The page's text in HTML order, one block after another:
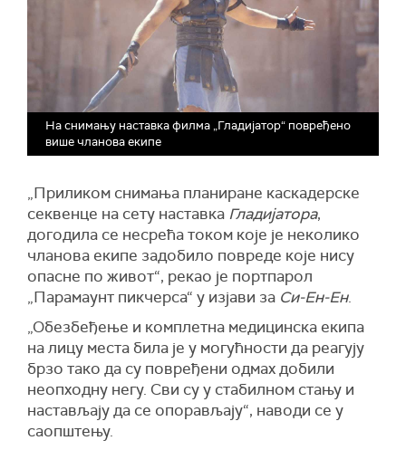
На снимању наставка филма „Гладијатор“ повређено
више чланова екипе
„Приликом снимања планиране каскадерске
секвенце на сету наставка Гладијатора,
догодила се несрећа током које је неколико
чланова екипе задобило повреде које нису
опасне по живот“, рекао је портпарол
„Парамаунт пикчерса“ у изјави за Си-Ен-Ен.
„Обезбеђење и комплетна медицинска екипа
на лицу места била је у могућности да реагују
брзо тако да су повређени одмах добили
неопходну негу. Сви су у стабилном стању и
настављају да се опорављају“, наводи се у
саопштењу.